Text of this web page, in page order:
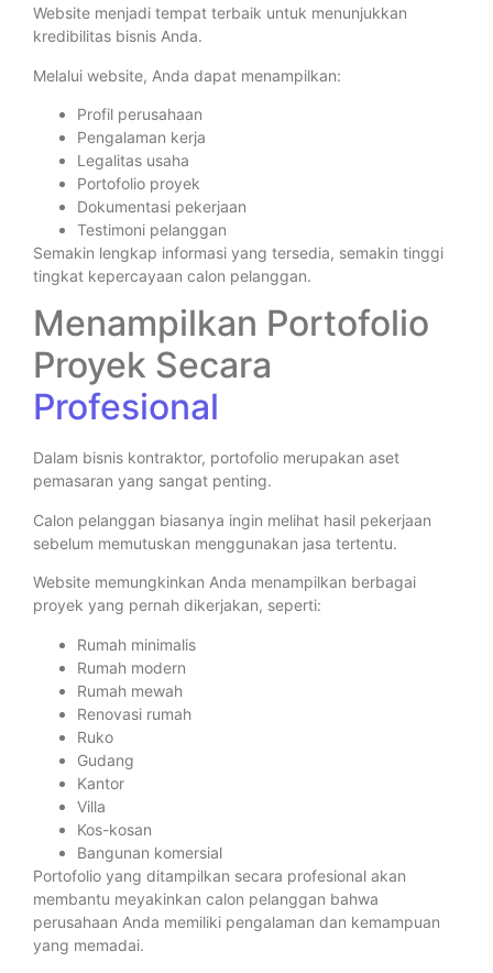
Website menjadi tempat terbaik untuk menunjukkan
kredibilitas bisnis Anda.
Melalui website, Anda dapat menampilkan:
Profil perusahaan
Pengalaman kerja
Legalitas usaha
Portofolio proyek
Dokumentasi pekerjaan
Testimoni pelanggan
Semakin lengkap informasi yang tersedia, semakin tinggi
tingkat kepercayaan calon pelanggan.
Menampilkan Portofolio
Proyek Secara
Profesional
Dalam bisnis kontraktor, portofolio merupakan aset
pemasaran yang sangat penting.
Calon pelanggan biasanya ingin melihat hasil pekerjaan
sebelum memutuskan menggunakan jasa tertentu.
Website memungkinkan Anda menampilkan berbagai
proyek yang pernah dikerjakan, seperti:
Rumah minimalis
Rumah modern
Rumah mewah
Renovasi rumah
Ruko
Gudang
Kantor
Villa
Kos-kosan
Bangunan komersial
Portofolio yang ditampilkan secara profesional akan
membantu meyakinkan calon pelanggan bahwa
perusahaan Anda memiliki pengalaman dan kemampuan
yang memadai.